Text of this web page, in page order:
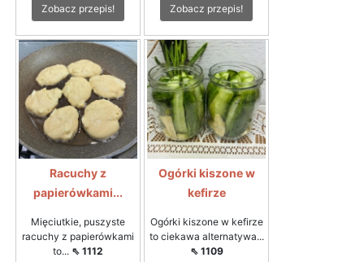
Zobacz przepis!
Zobacz przepis!
Racuchy z
papierówkami...
Mięciutkie, puszyste
racuchy z papierówkami
to... ⇖ 1112
Ogórki kiszone w
kefirze
Ogórki kiszone w kefirze
to ciekawa alternatywa...
⇖ 1109